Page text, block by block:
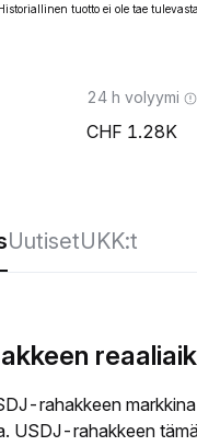
tuotto ei ole tae
24 h volyymi
1.28K
UutisetUKK:t
rahakkeen
USDJ-rahakkeen